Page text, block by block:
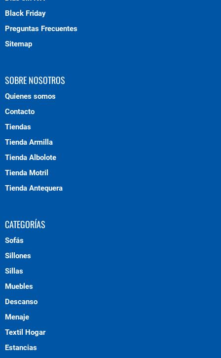
Black Friday
Preguntas Frecuentes
Sitemap
SOBRE NOSOTROS
Quienes somos
Contacto
Tiendas
Tienda Armilla
Tienda Albolote
Tienda Motril
Tienda Antequera
CATEGORÍAS
Sofás
Sillones
Sillas
Muebles
Descanso
Menaje
Textil Hogar
Estancias